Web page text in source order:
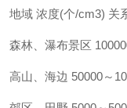
地域 浓度(个/cm3) 关
森林、瀑布景区
高山、海边 50000～